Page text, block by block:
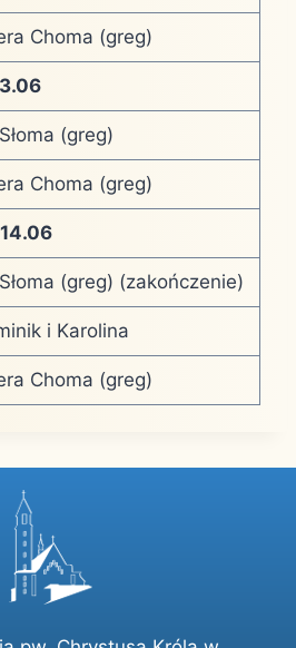
Choma (greg)
(greg)
Choma (greg)
(greg) (zakończenie)
i Karolina
Choma (greg)